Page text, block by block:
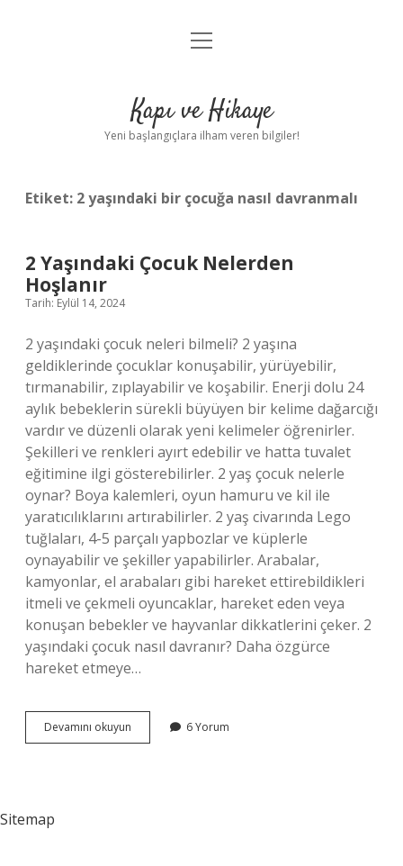
Anasayfa
Yasal Uyarı
menüyü
Kapı ve Hikaye
Yeni başlangıçlara ilham veren bilgiler!
Etiket: 2 yaşındaki bir çocuğa nasıl davranmalı
2 Yaşındaki Çocuk Nelerden
Hoşlanır
Tarih: Eylül 14, 2024
2 yaşındaki çocuk neleri bilmeli? 2 yaşına
geldiklerinde çocuklar konuşabilir, yürüyebilir,
tırmanabilir, zıplayabilir ve koşabilir. Enerji dolu 24
aylık bebeklerin sürekli büyüyen bir kelime dağarcığı
vardır ve düzenli olarak yeni kelimeler öğrenirler.
Şekilleri ve renkleri ayırt edebilir ve hatta tuvalet
eğitimine ilgi gösterebilirler. 2 yaş çocuk nelerle
oynar? Boya kalemleri, oyun hamuru ve kil ile
yaratıcılıklarını artırabilirler. 2 yaş civarında Lego
tuğlaları, 4-5 parçalı yapbozlar ve küplerle
oynayabilir ve şekiller yapabilirler. Arabalar,
kamyonlar, el arabaları gibi hareket ettirebildikleri
itmeli ve çekmeli oyuncaklar, hareket eden veya
konuşan bebekler ve hayvanlar dikkatlerini çeker. 2
yaşındaki çocuk nasıl davranır? Daha özgürce
hareket etmeye…
Devamını okuyun
Yaşındaki
6 Yorum
Sitemap